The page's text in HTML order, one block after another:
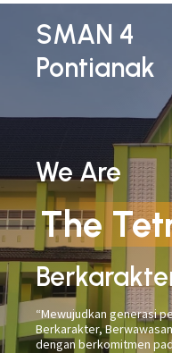
SMAN 4
Pontianak
We Are
The
“Mewujudkan generasi
Berkarakter,
dengan berkomitmen